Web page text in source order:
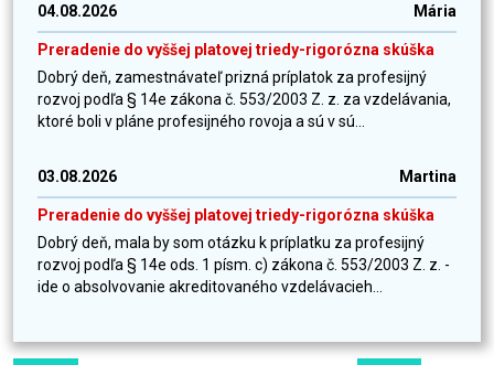
04.08.2026 Mária
Preradenie do vyššej platovej triedy-rigorózna skúška
Dobrý deň, zamestnávateľ prizná príplatok za profesijný
rozvoj podľa § 14e zákona č. 553/2003 Z. z. za vzdelávania,
ktoré boli v pláne profesijného rovoja a sú v sú...
03.08.2026 Martina
Preradenie do vyššej platovej triedy-rigorózna skúška
Dobrý deň, mala by som otázku k príplatku za profesijný
rozvoj podľa § 14e ods. 1 písm. c) zákona č. 553/2003 Z. z. -
ide o absolvovanie akreditovaného vzdelávacieh...